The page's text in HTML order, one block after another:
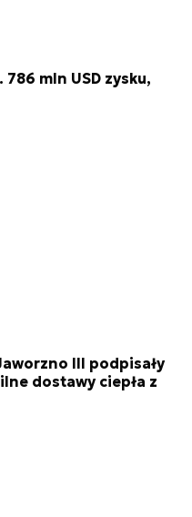
mln USD zysku,
III podpisały
dostawy ciepła z